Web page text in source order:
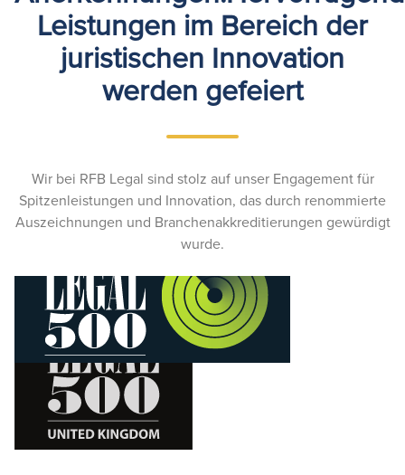
Leistungen im Bereich der
juristischen Innovation
werden gefeiert
Wir bei RFB Legal sind stolz auf unser Engagement für
Spitzenleistungen und Innovation, das durch renommierte
Auszeichnungen und Branchenakkreditierungen gewürdigt
wurde.